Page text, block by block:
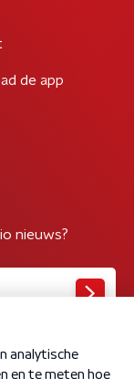
de app
nieuws?